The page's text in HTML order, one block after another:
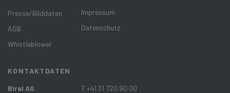
Presse/Bilddaten
AGB
Whistleblower
Impressum
Datenschutz
KONTAKTDATEN
Biral AG
T +41 31 720 90 00